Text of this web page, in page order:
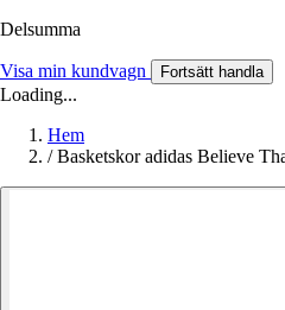
Delsumma
Visa min kundvagn Fortsätt handla
Loading...
Hem
/ Basketskor adidas Believe